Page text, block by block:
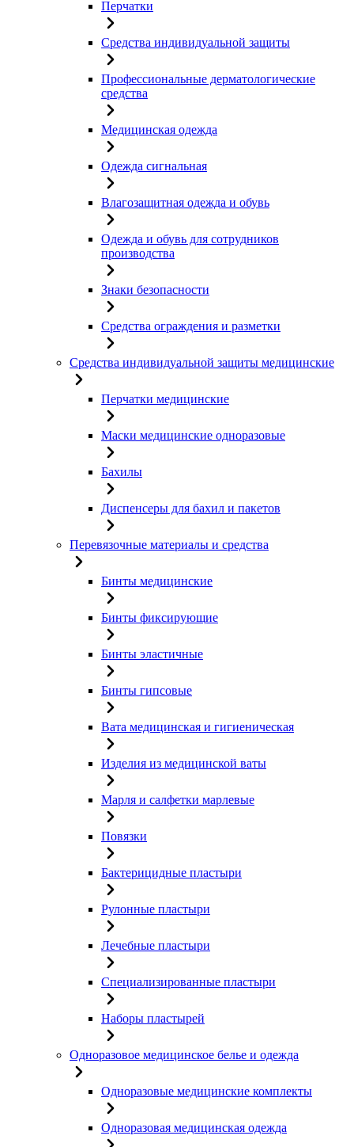
Перчатки
Средства индивидуальной защиты
Профессиональные дерматологические
средства
Медицинская одежда
Одежда сигнальная
Влагозащитная одежда и обувь
Одежда и обувь для сотрудников
производства
Знаки безопасности
Средства ограждения и разметки
Средства индивидуальной защиты медицинские
Перчатки медицинские
Маски медицинские одноразовые
Бахилы
Диспенсеры для бахил и пакетов
Перевязочные материалы и средства
Бинты медицинские
Бинты фиксирующие
Бинты эластичные
Бинты гипсовые
Вата медицинская и гигиеническая
Изделия из медицинской ваты
Марля и салфетки марлевые
Повязки
Бактерицидные пластыри
Рулонные пластыри
Лечебные пластыри
Специализированные пластыри
Наборы пластырей
Одноразовое медицинское белье и одежда
Одноразовые медицинские комплекты
Одноразовая медицинская одежда